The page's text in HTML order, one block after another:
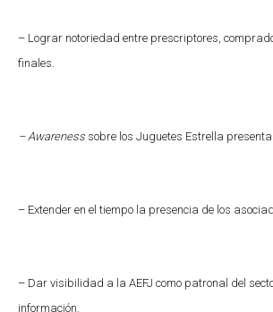
– Lograr notoriedad entre prescriptores,
finales.
– Awareness sobre los Juguetes Estrella
– Extender en el tiempo la presencia de los
– Dar visibilidad a la AEFJ como patronal del
información.